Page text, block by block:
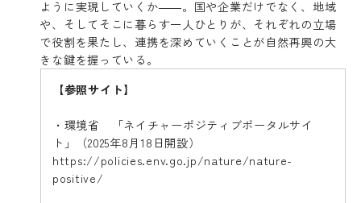
ように実現していくか――。国や企業だけでなく、地域
や、そしてそこに暮らす一人ひとりが、それぞれの立場
で役割を果たし、連携を深めていくことが自然再興の大
きな鍵を握っている。
【参照サイト】
・環境省 「ネイチャーポジティブポータルサイ
ト」（2025年8月18日開設）
https://policies.env.go.jp/nature/nature-
positive/